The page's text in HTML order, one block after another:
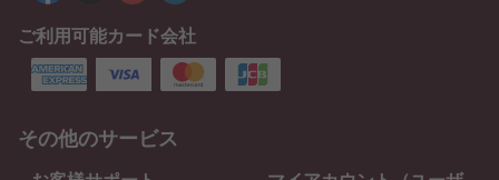
ご利用可能カード会社
その他のサービス